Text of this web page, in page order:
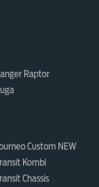
Raptor
Custom NEW
Kombi
Chassis